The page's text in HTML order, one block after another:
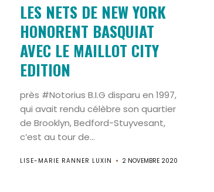
LES NETS DE NEW YORK
HONORENT BASQUIAT
AVEC LE MAILLOT CITY
EDITION
près #Notorius B.I.G disparu en 1997,
qui avait rendu célèbre son quartier
de Brooklyn, Bedford-Stuyvesant,
c’est au tour de...
LISE-MARIE RANNER LUXIN 2 NOVEMBRE 2020